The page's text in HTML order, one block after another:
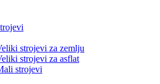
strojevi za zemlju
strojevi za asflat
strojevi